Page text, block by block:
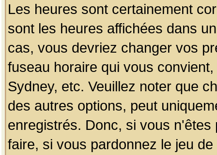
Les heures sont certainement
sont les heures affichées dans
cas, vous devriez changer vos
fuseau horaire qui vous
Sydney, etc. Veuillez noter que
des autres options, peut
enregistrés. Donc, si vous
faire, si vous pardonnez le jeu